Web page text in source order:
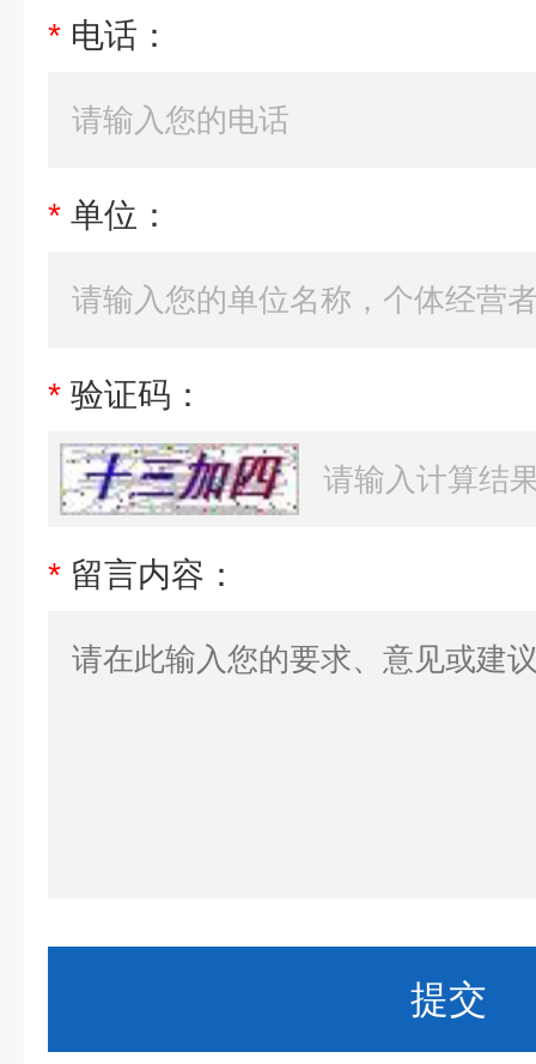
* 电话：
* 单位：
* 验证码：
* 留言内容：